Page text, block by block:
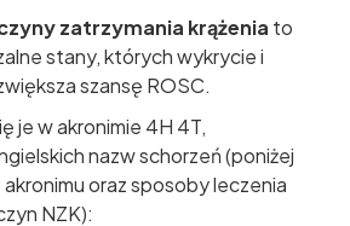
zatrzymania krążenia to
stany, których wykrycie i
szansę ROSC.
je w akronimie 4H 4T,
nazw schorzeń (poniżej
oraz sposoby leczenia
NZK):